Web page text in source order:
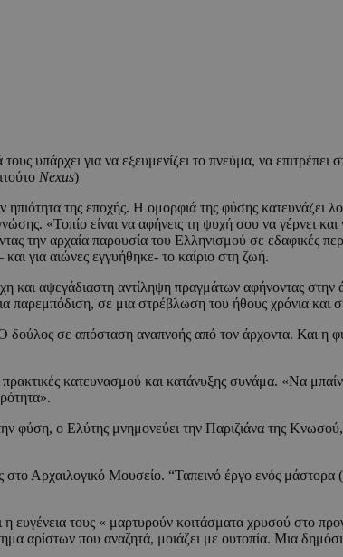
υπάρχει για να εξευμενίζει το πνεύμα, να
Nexus)
της εποχής. Η ομορφιά της φύσης κατευνάζει
«Τοπίο είναι να αφήνεις τη ψυχή σου να γέρνει
την αρχαία παρουσία του Ελληνισμού σε εδαφικές
για αιώνες εγγυήθηκε- το καίριο στη ζωή.
και αψεγάδιαστη αντίληψη πραγμάτων αφήνοντας
παρεμπόδιση, σε μια στρέβλωση του ήθους χρόνια και
σε απόσταση αναπνοής από τον άρχοντα. Και η
κατευνασμού και κατάνυξης συνάμα. «Να
φύση, ο Ελύτης μνημονεύει την Παριζιάνα της
Αρχαιλογικό Μουσείο. “Ταπεινό έργο ενός
τους « μαρτυρούν κοιτάσματα χρυσού στο
αρίστων που αναζητά, μοιάζει με ουτοπία. Μια